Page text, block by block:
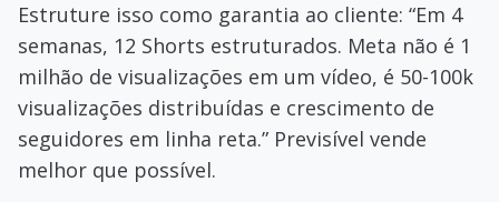
Estruture isso como garantia ao cliente: “Em 4
semanas, 12 Shorts estruturados. Meta não é 1
milhão de visualizações em um vídeo, é 50-100k
visualizações distribuídas e crescimento de
seguidores em linha reta.” Previsível vende
melhor que possível.